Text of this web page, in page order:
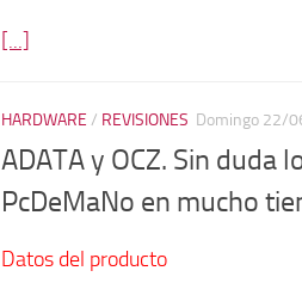
[...]
HARDWARE / REVISIONES Domingo 22/
ADATA y OCZ. Sin duda
PcDeMaNo en mucho
Datos del producto